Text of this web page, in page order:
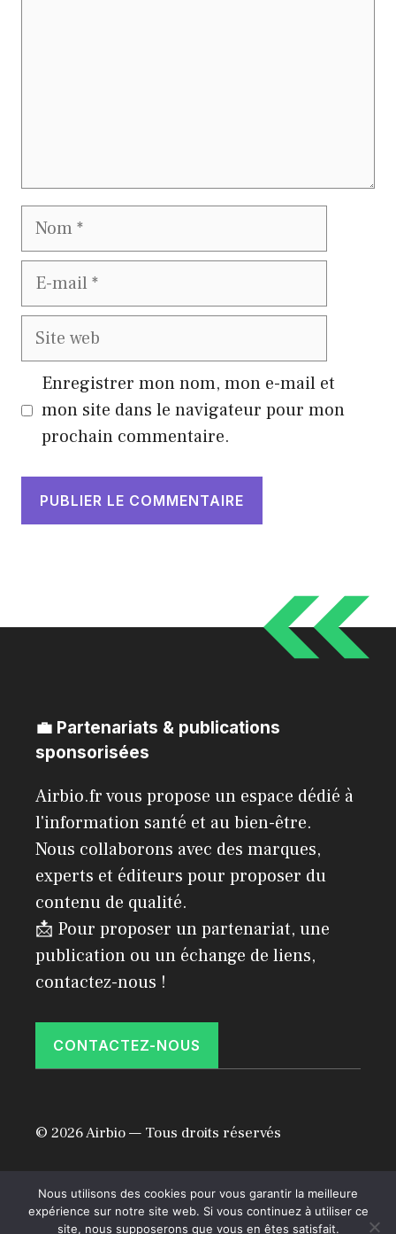
Nom
E-
Site
Enregistrer mon nom, mon e-mail et
mon site dans le navigateur pour mon
prochain commentaire.
💼 Partenariats & publications
sponsorisées
Airbio.fr vous propose un espace dédié à
l'information santé et au bien-être.
Nous collaborons avec des marques,
experts et éditeurs pour proposer du
contenu de qualité.
📩 Pour proposer un partenariat, une
publication ou un échange de liens,
contactez-nous !
CONTACTEZ-NOUS
© 2026 Airbio — Tous droits réservés
Nous utilisons des cookies pour vous garantir la meilleure
expérience sur notre site web. Si vous continuez à utiliser ce
site, nous supposerons que vous en êtes satisfait.